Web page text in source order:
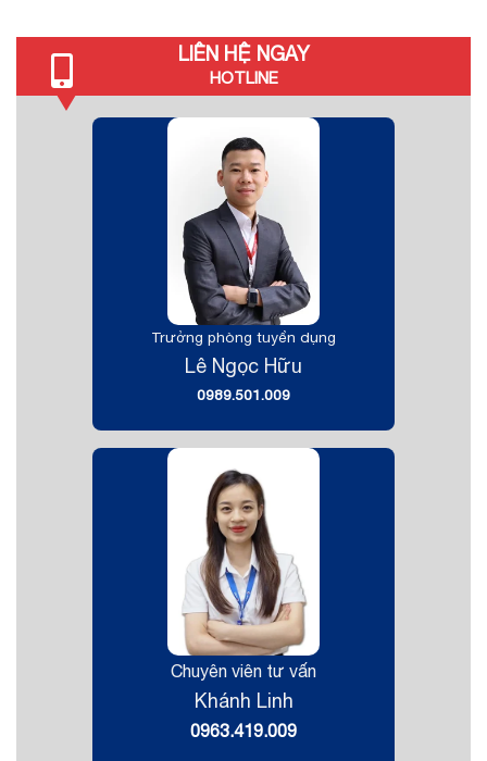
LIÊN HỆ NGAY
HOTLINE
Trưởng phòng tuyển dụng
Lê Ngọc Hữu
0989.501.009
Chuyên viên tư vấn
Khánh Linh
0963.419.009